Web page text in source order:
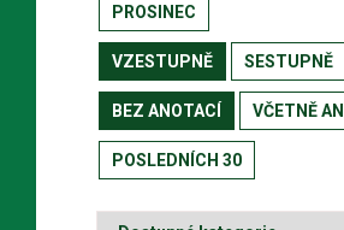
PROSINEC
VZESTUPNĚ SESTUPNĚ
BEZ ANOTACÍ VČETNĚ
POSLEDNÍCH 30